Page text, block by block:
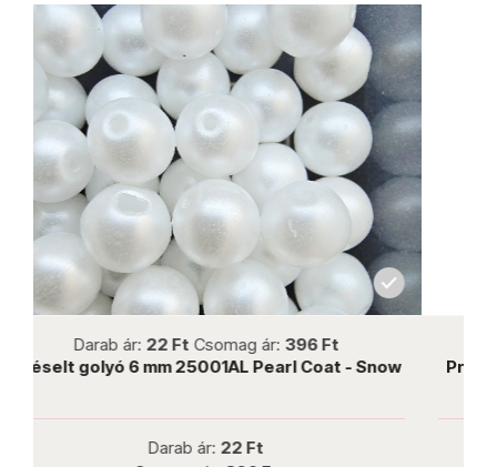
Darab ár:5 Ft Csomag ár:
Préselt golyó 3 mm 06B04 Satureted Metallic
Darab ár: